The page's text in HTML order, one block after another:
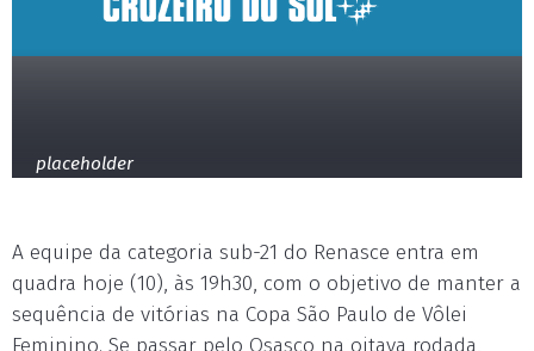
placeholder
A equipe da categoria sub-21 do Renasce entra em
quadra hoje (10), às 19h30, com o objetivo de manter a
sequência de vitórias na Copa São Paulo de Vôlei
Feminino. Se passar pelo Osasco na oitava rodada,